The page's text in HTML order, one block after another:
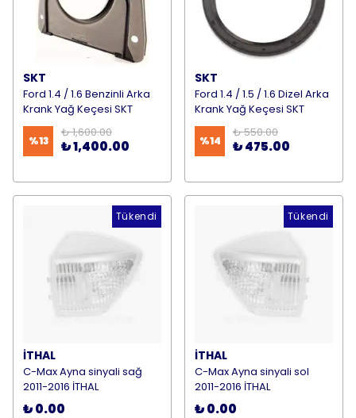
SKT
Ford 1.4 / 1.6 Benzinli Arka
Krank Yağ Keçesi SKT
%13
₺ 1,600.00
₺ 1,400.00
SKT
Ford 1.4 / 1.5 / 1.6 Dizel Arka
Krank Yağ Keçesi SKT
%14
₺ 550.00
₺ 475.00
Tükendi
İTHAL
C-Max Ayna sinyali sağ
2011-2016 İTHAL
₺ 0.00
Tükendi
İTHAL
C-Max Ayna sinyali sol
2011-2016 İTHAL
₺ 0.00